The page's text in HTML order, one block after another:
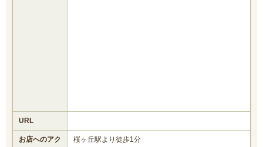
URL
お店へのアク
桜ヶ丘駅より徒歩1分